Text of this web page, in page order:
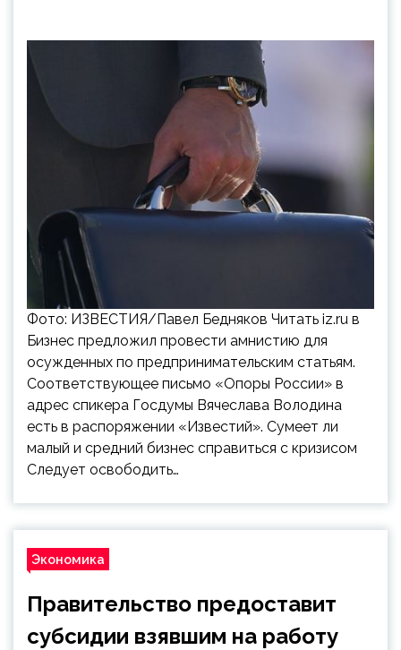
Фото: ИЗВЕСТИЯ/Павел Бедняков Читать iz.ru в
Бизнес предложил провести амнистию для
осужденных по предпринимательским статьям.
Соответствующее письмо «Опоры России» в
адрес спикера Госдумы Вячеслава Володина
есть в распоряжении «Известий». Сумеет ли
малый и средний бизнес справиться с кризисом
Следует освободить…
Экономика
Правительство предоставит
субсидии взявшим на работу